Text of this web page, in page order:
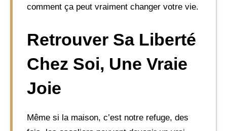
comment ça peut vraiment changer votre vie.
Retrouver Sa Liberté
Chez Soi, Une Vraie
Joie
Même si la maison, c’est notre refuge, des